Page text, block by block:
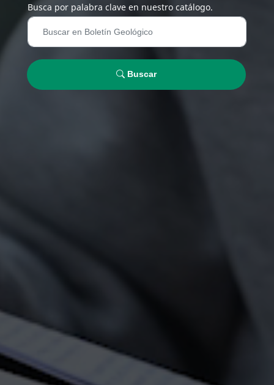
Busca por palabra clave en nuestro catálogo.
Buscar